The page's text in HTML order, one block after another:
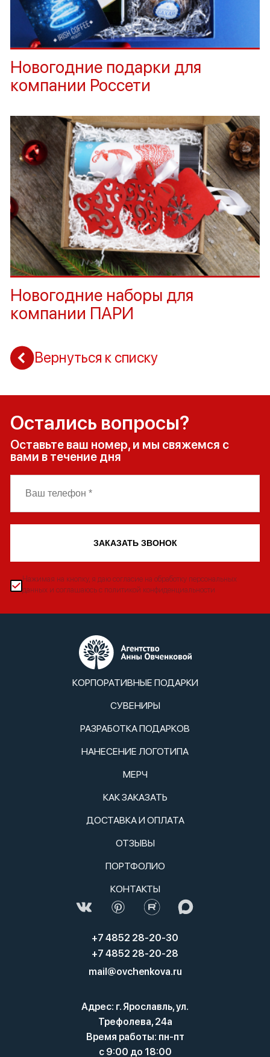
Новогодние подарки для
компании Россети
Новогодние наборы для
компании ПАРИ
Вернуться к списку
Остались вопросы?
Оставьте ваш номер, и мы свяжемся с
вами в течение дня
ЗАКАЗАТЬ ЗВОНОК
Нажимая на кнопку, я даю согласие на обработку персональных
данных и соглашаюсь с политикой конфиденциальности
КОРПОРАТИВНЫЕ ПОДАРКИ
СУВЕНИРЫ
РАЗРАБОТКА ПОДАРКОВ
НАНЕСЕНИЕ ЛОГОТИПА
МЕРЧ
КАК ЗАКАЗАТЬ
ДОСТАВКА И ОПЛАТА
ОТЗЫВЫ
ПОРТФОЛИО
КОНТАКТЫ
+7 4852 28-20-30
+7 4852 28-20-28
mail@ovchenkova.ru
Адрес: г. Ярославль, ул.
Трефолева, 24а
Время работы: пн-пт
с 9:00 до 18:00